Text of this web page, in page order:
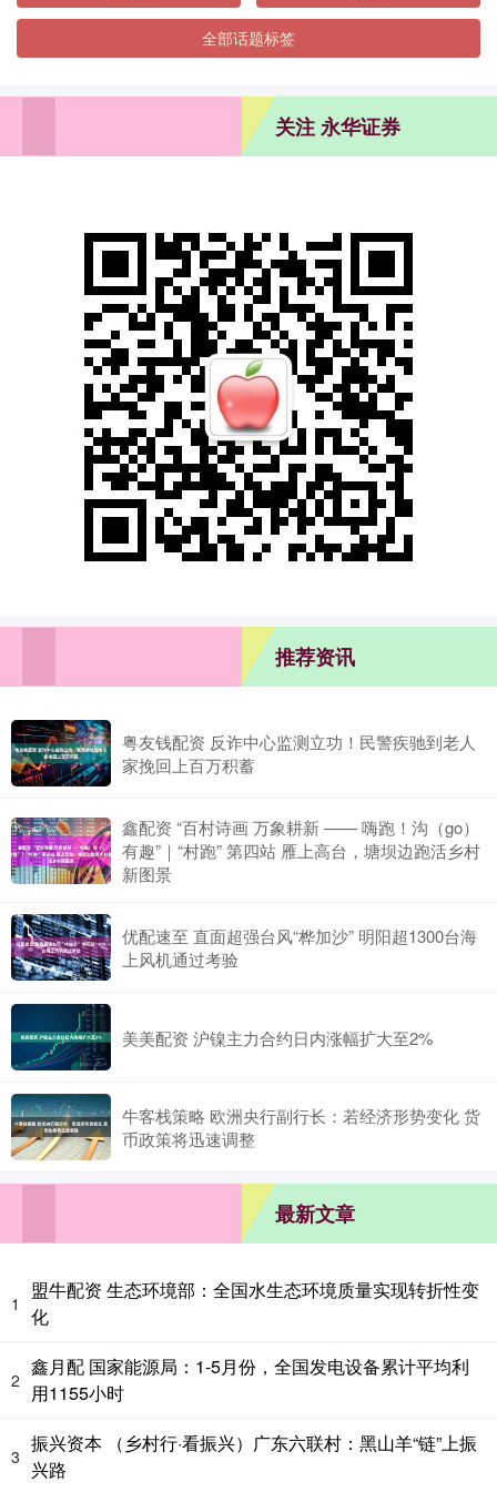
全部话题标签
关注 永华证券
推荐资讯
粤友钱配资 反诈中心监测立功！民警疾驰到老人
家挽回上百万积蓄
鑫配资 “百村诗画 万象耕新 —— 嗨跑！沟（go）
有趣”｜“村跑” 第四站 雁上高台，塘坝边跑活乡村
新图景
优配速至 直面超强台风“桦加沙” 明阳超1300台海
上风机通过考验
美美配资 沪镍主力合约日内涨幅扩大至2%
牛客栈策略 欧洲央行副行长：若经济形势变化 货
币政策将迅速调整
最新文章
1
盟牛配资 生态环境部：全国水生态环境质量实现转折性变
化
2
鑫月配 国家能源局：1-5月份，全国发电设备累计平均利
用1155小时
3
振兴资本 （乡村行·看振兴）广东六联村：黑山羊“链”上振
兴路